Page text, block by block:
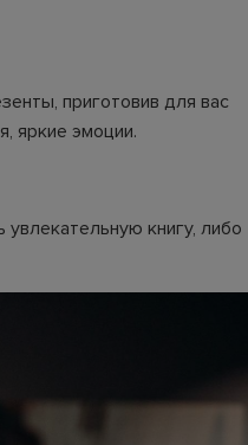
приготовив для вас
яркие эмоции.
книгу, либо